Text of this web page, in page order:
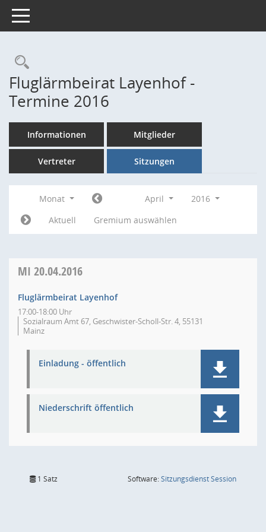
Toggle navigation
Rechercheauswahl
Fluglärmbeirat Layenhof -
Termine 2016
Informationen Mitglieder
Vertreter Sitzungen
Monat April
2016
Aktuell
Gremium auswählen
MI 20.04.2016
Fluglärmbeirat Layenhof
17:00-18:00 Uhr
Sozialraum Amt 67, Geschwister-Scholl-Str. 4, 55131
Mainz
Einladung - öffentlich
Niederschrift öffentlich
1 Satz Software:SitzungsdienstSession(Wird in